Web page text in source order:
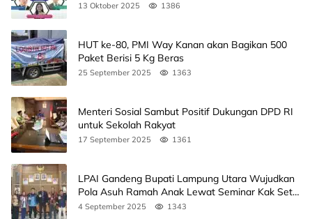
Agendanya
13 Oktober 2025 1386
HUT ke-80, PMI Way Kanan akan Bagikan 500
Paket Berisi 5 Kg Beras
25 September 2025 1363
Menteri Sosial Sambut Positif Dukungan DPD RI
untuk Sekolah Rakyat
17 September 2025 1361
LPAI Gandeng Bupati Lampung Utara Wujudkan
Pola Asuh Ramah Anak Lewat Seminar Kak Seto,
Ini Jadwalnya
4 September 2025 1343